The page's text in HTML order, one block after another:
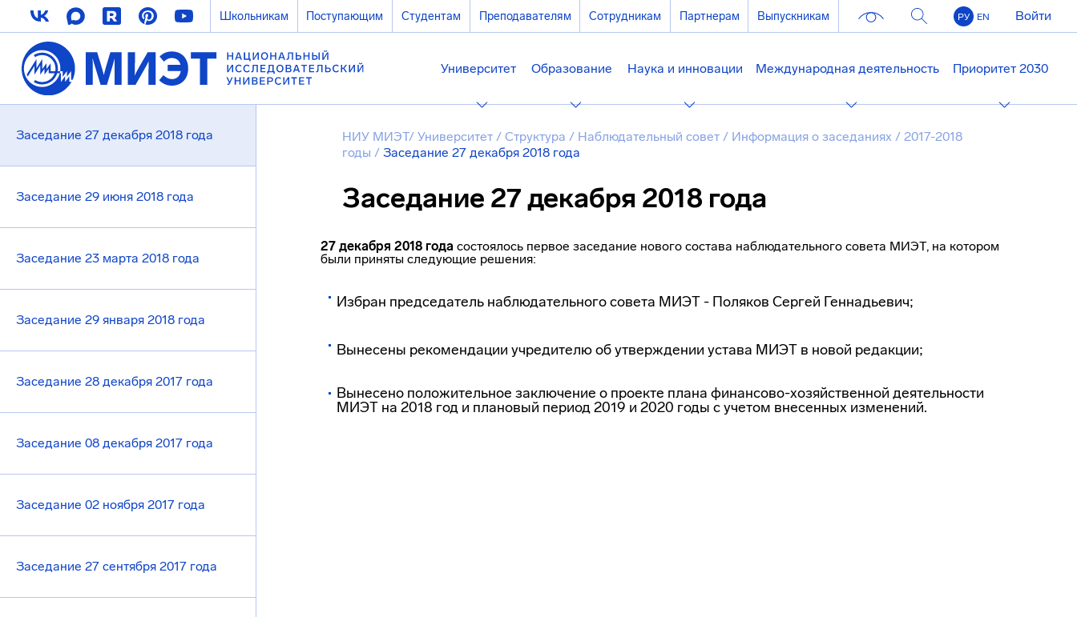
Школьникам Поступающим Студентам Преподавателям Сотрудникам Партнерам Выпускникам РУ EN Войти
Университет Образование Наука и инновации Международная деятельность Приоритет 2030
Заседание 27 декабря 2018 года
Заседание 29 июня 2018 года
Заседание 23 марта 2018 года
Заседание 29 января 2018 года
Заседание 28 декабря 2017 года
Заседание 08 декабря 2017 года
Заседание 02 ноября 2017 года
Заседание 27 сентября 2017 года
НИУ МИЭТ/ Университет / Структура / Наблюдательный совет / Информация о заседаниях / 2017-2018
годы / Заседание 27 декабря 2018 года
Заседание 27 декабря 2018 года
27 декабря 2018 года состоялось первое заседание нового состава наблюдательного совета МИЭТ, на котором
были приняты следующие решения:
Избран председатель наблюдательного совета МИЭТ - Поляков Сергей Геннадьевич;
Вынесены рекомендации учредителю об утверждении устава МИЭТ в новой редакции;
Вынесено положительное заключение о проекте плана финансово-хозяйственной деятельности
МИЭТ на 2018 год и плановый период 2019 и 2020 годы с учетом внесенных изменений.